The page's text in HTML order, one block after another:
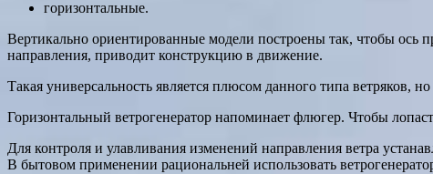
горизонтальные.
Вертикально ориентированные модели построены так, чтобы ось
направления, приводит конструкцию в движение.
Такая универсальность является плюсом данного типа
Горизонтальный ветрогенератор напоминает флюгер. Чтобы
Для контроля и улавливания изменений направления ветра
В бытовом применении рациональней использовать